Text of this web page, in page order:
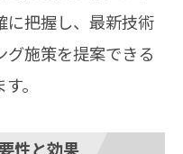
に把握し、最新技術
施策を提案できる
。
性と効果